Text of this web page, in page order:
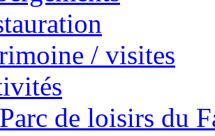
/ visites
de loisirs du